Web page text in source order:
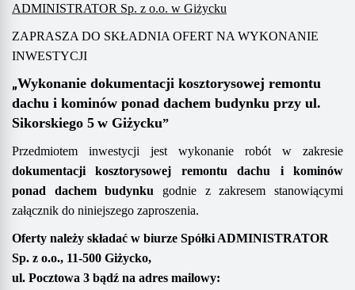
ADMINISTRATOR Sp. z o.o. w Giżycku
ZAPRASZA DO SKŁADNIA OFERT NA WYKONANIE
INWESTYCJI
„Wykonanie dokumentacji kosztorysowej remontu
dachu i kominów ponad dachem budynku przy ul.
Sikorskiego 5 w Giżycku”
Przedmiotem inwestycji jest wykonanie robót w zakresie
dokumentacjikosztorysowej remontu dachu i kominów
ponad dachembudynku godnie zzakresem stanowiącymi
załącznik do niniejszego zaproszenia.
Oferty należy składać w biurze Spółki ADMINISTRATOR
Sp. z o.o., 11-500 Giżycko,
ul. Pocztowa 3 bądź na adres mailowy: